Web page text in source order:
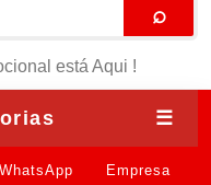
⌕
está Aqui !
☰
WhatsApp Empresa